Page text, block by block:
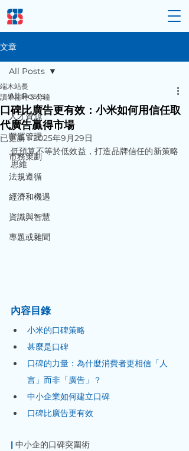
文章
All Posts
人才資源
營運管理
市務策劃
法規遵循
經濟和機遇
資識與智慧
專題或雜聞
All Posts
口碑比廣告更有效：小米如何用信任取
代廣告贏得市場
端木站長
讀畢需時 5 分鐘
已更新：2025年9月29日
低預算不等於低效益，打造品牌信任的新策略
思維
內容目錄
小米的口碑策略
甚麼是口碑
口碑的力量：為什麼消費者更相信「人
言」而非「廣告」？
中小企業如何建立口碑
口碑比廣告更有效
| 中小企的口碑突圍術